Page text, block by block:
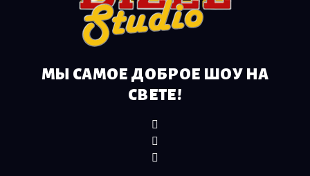
МЫ САМОЕ ДОБРОЕ ШОУ НА
СВЕТЕ!